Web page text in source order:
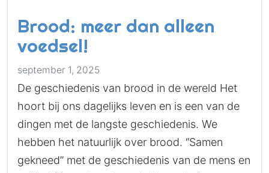
Brood: meer dan alleen
voedsel!
september 1, 2025
De geschiedenis van brood in de wereld Het
hoort bij ons dagelijks leven en is een van de
dingen met de langste geschiedenis. We
hebben het natuurlijk over brood. “Samen
gekneed” met de geschiedenis van de mens en